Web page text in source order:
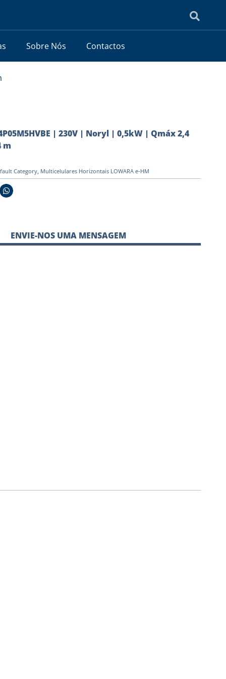
Sobre Nós Contactos
| 230V | Noryl | 0,5kW | Qmáx 2,4
m
Category, Multicelulares Horizontais LOWARA e-HM
ENVIE-NOS UMA MENSAGEM